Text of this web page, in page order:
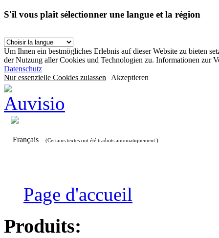
S'il vous plaît sélectionner une langue et la région
Um Ihnen ein bestmögliches Erlebnis auf dieser Website zu bieten
der Nutzung aller Cookies und Technologien zu. Informationen zur
Datenschutz
Nur essenzielle Cookies zulassen Akzeptieren
Français (Certains textes ont été traduits automatiquement.)
Page d'accueil
Produits: